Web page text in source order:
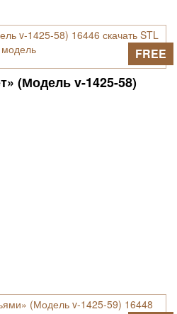
(Модель v-1425-58)
FREE